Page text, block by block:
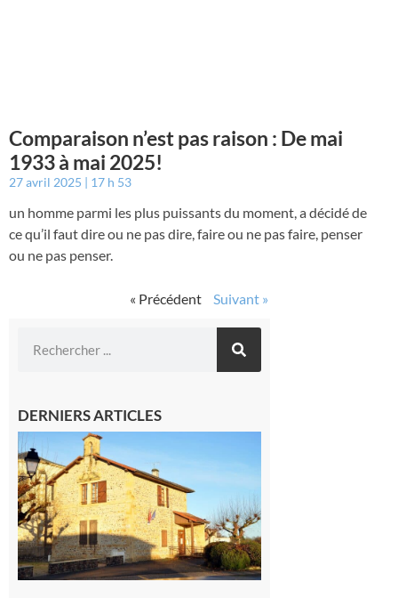
Comparaison n’est pas raison : De mai
1933 à mai 2025!
27 avril 2025 17 h 53
un homme parmi les plus puissants du moment, a décidé de
ce qu’il faut dire ou ne pas dire, faire ou ne pas faire, penser
ou ne pas penser.
« Précédent Suivant »
DERNIERS ARTICLES